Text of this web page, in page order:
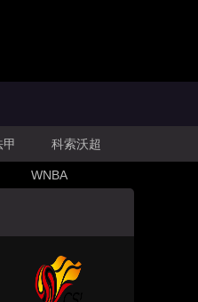
甲 科索沃超
WNBA